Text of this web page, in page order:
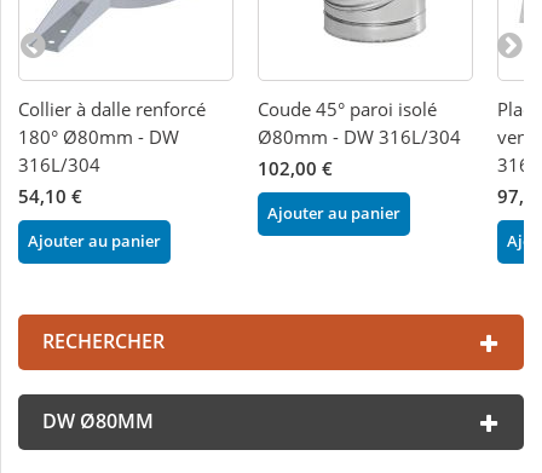
Collier à dalle renforcé
180° Ø80mm - DW
316L/304
54,10 €
Ajouter au panier
Coude 45° paroi isolé
Ø80mm - DW 316L/304
102,00 €
Ajouter au panier
RECHERCHER
DW Ø80MM